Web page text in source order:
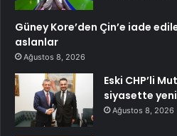
Güney Kore’den Çin’e iade
aslanlar
Ağustos 8, 2026
Eski CHP’li
siyasette
Ağustos 8, 2026